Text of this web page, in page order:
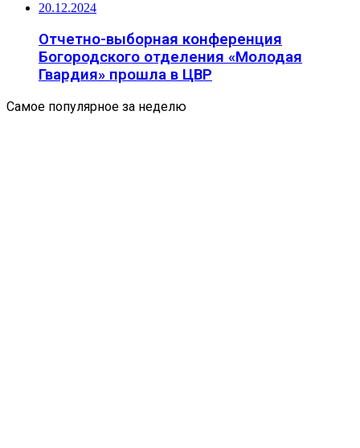
20.12.2024
Отчетно-выборная конференция
Богородского отделения «Молодая
Гвардия» прошла в ЦВР
Самое популярное за неделю